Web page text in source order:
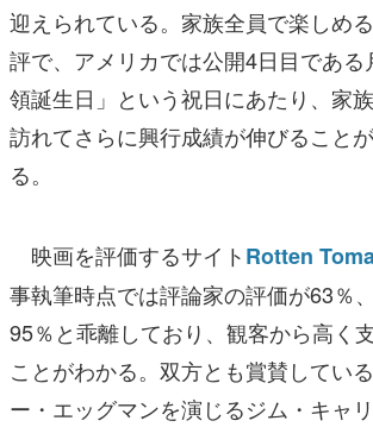
迎えられている。家族全員で楽しめ
評で、アメリカでは公開4日目であ
領誕生日」という祝日にあたり、家
訪れてさらに興行成績が伸びること
る。
映画を評価するサイトRotten
事執筆時点では評論家の評価が63％
95％と乖離しており、観客から高く
ことがわかる。双方とも賞賛してい
ー・エッグマンを演じるジム・キャ